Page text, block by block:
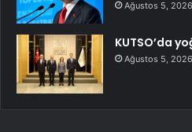
Ağustos 5, 2026
KUTSO’da
Ağustos 5, 2026